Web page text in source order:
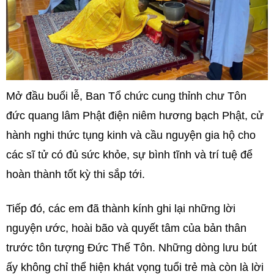
Mở đầu buổi lễ, Ban Tổ chức cung thỉnh chư Tôn
đức quang lâm Phật điện niêm hương bạch Phật, cử
hành nghi thức tụng kinh và cầu nguyện gia hộ cho
các sĩ tử có đủ sức khỏe, sự bình tĩnh và trí tuệ để
hoàn thành tốt kỳ thi sắp tới.
Tiếp đó, các em đã thành kính ghi lại những lời
nguyện ước, hoài bão và quyết tâm của bản thân
trước tôn tượng Đức Thế Tôn. Những dòng lưu bút
ấy không chỉ thể hiện khát vọng tuổi trẻ mà còn là lời